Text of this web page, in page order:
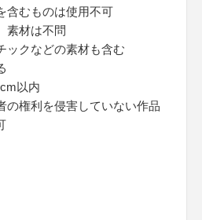
含むものは使用不可
素材は不問
ックなどの素材も含む
以内
権利を侵害していない作品